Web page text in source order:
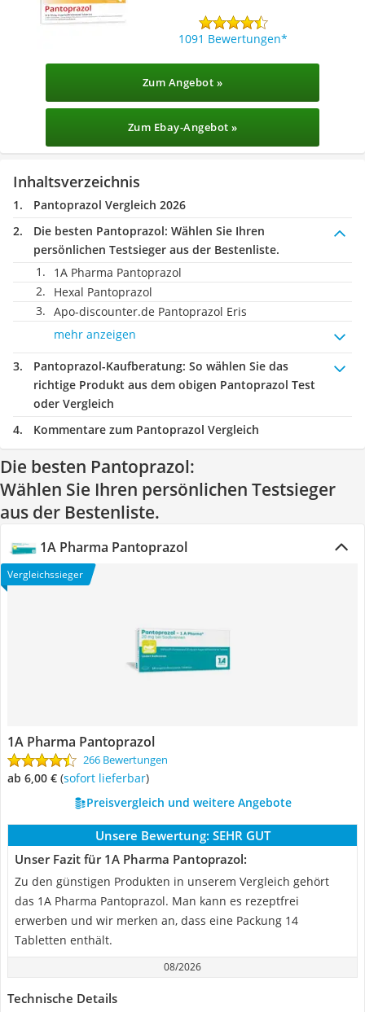
1091 Bewertungen
Zum Angebot »
Zum Ebay-Angebot »
Inhaltsverzeichnis
Pantoprazol Vergleich 2026
Die besten Pantoprazol: Wählen Sie Ihren
persönlichen Testsieger aus der Bestenliste.
1A Pharma Pantoprazol
Hexal Pantoprazol
Apo-discounter.de Pantoprazol Eris
mehr anzeigen
Pantoprazol-Kaufberatung: So wählen Sie das
richtige Produkt aus dem obigen Pantoprazol Test
oder Vergleich
Kommentare zum Pantoprazol Vergleich
Die besten Pantoprazol:
Wählen Sie Ihren persönlichen Testsieger
aus der Bestenliste.
1A Pharma Pantoprazol
Vergleichssieger
1A Pharma Pantoprazol
266 Bewertungen
ab 6,00 € ( Sofort lieferbar)
Preisvergleich und weitere Angebote
Unsere Bewertung: SEHR GUT
Unser Fazit für 1A Pharma Pantoprazol:
Zu den günstigen Produkten in unserem Vergleich gehört
das 1A Pharma Pantoprazol. Man kann es rezeptfrei
erwerben und wir merken an, dass eine Packung 14
Tabletten enthält.
08/2026
Technische Details